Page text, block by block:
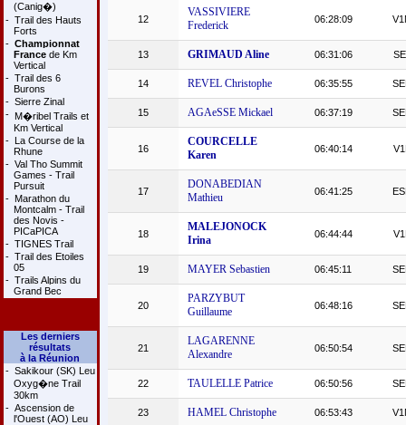
(Canig�)
- Trail des Hauts
Forts
- Championnat
Francede Km
Vertical
- Trail des 6
Burons
- Sierre Zinal
- M�ribel Trails et
Km Vertical
- La Course de la
Rhune
- Val Tho Summit
Games - Trail
Pursuit
- Marathon du
Montcalm - Trail
des Novis -
PICaPICA
- TIGNES Trail
- Trail des Etoiles
05
- Trails Alpins du
Grand Bec
Les derniers
résultats
à la Réunion
- Sakikour (SK) Leu
Oxyg�ne Trail
30km
- Ascension de
l'Ouest (AO) Leu
12
VASSIVIERE
Frederick
06:28:09
13 GRIMAUD Aline 06:31:06
14 REVEL Christophe 06:35:55
15 AGAeSSE Mickael 06:37:19
16
COURCELLE
Karen
06:40:14
17
DONABEDIAN
Mathieu
06:41:25
18
MALEJONOCK
Irina
06:44:44
19 MAYER Sebastien 06:45:11
20
PARZYBUT
Guillaume
06:48:16
21
LAGARENNE
Alexandre
06:50:54
22 TAULELLE Patrice 06:50:56
23 HAMEL Christophe 06:53:43